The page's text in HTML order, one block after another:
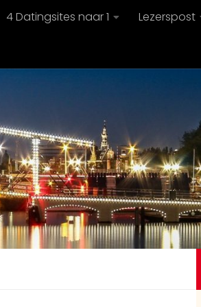
4 Datingsites naar 1 Lezerspost